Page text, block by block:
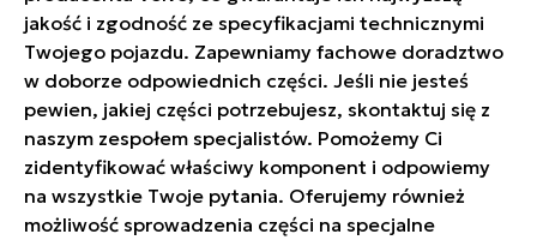
jakość i zgodność ze specyfikacjami technicznymi
Twojego pojazdu. Zapewniamy fachowe doradztwo
w doborze odpowiednich części. Jeśli nie jesteś
pewien, jakiej części potrzebujesz, skontaktuj się z
naszym zespołem specjalistów. Pomożemy Ci
zidentyfikować właściwy komponent i odpowiemy
na wszystkie Twoje pytania. Oferujemy również
możliwość sprowadzenia części na specjalne